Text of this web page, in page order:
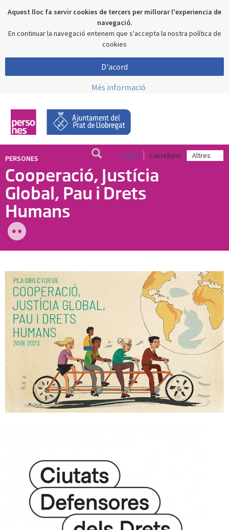
Aquest lloc fa servir cookies de tercers per millorar l'experiencia de
navegació.
En continuar la navegació entenem que s'accepta la nostra política de
cookies
D'acord
Més informació
Català Castellano
PERSONES
Cooperació, Justícia
Global, Pau i Drets
Humans